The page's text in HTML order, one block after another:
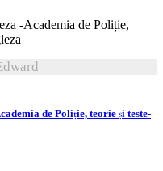
de Poliție, teorie și teste-